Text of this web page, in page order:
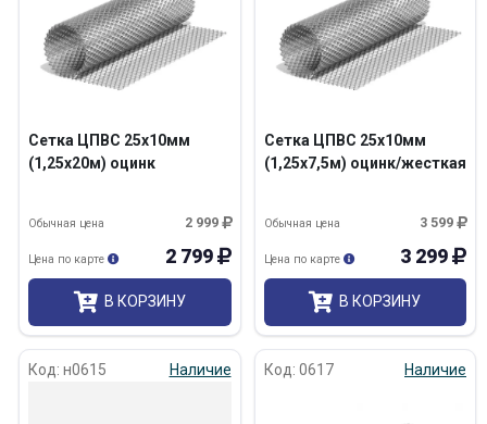
Сетка ЦПВС 25х10мм
(1,25х20м) оцинк
2 999
Обычная цена
2 799
Цена по карте
В КОРЗИНУ
Сетка ЦПВС 25х10мм
(1,25х7,5м) оцинк/жесткая
3 599
Обычная цена
3 299
Цена по карте
В КОРЗИНУ
Код: н0615 Наличие Код: 0617 Наличие